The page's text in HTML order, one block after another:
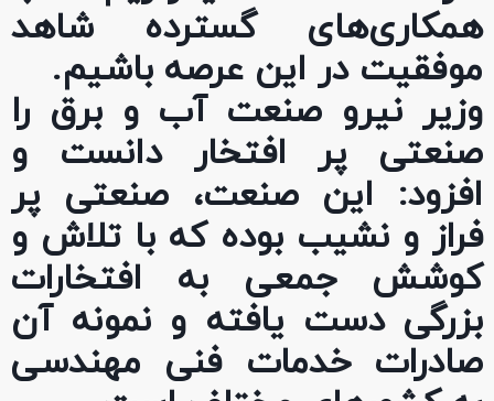
همکاری‌های گسترده شاهد
موفقیت در این عرصه باشیم.
وزیر نیرو صنعت آب و برق را
صنعتی پر افتخار دانست و
افزود: این صنعت، صنعتی پر
فراز و نشیب بوده که با تلاش و
کوشش جمعی به افتخارات
بزرگی دست یافته و نمونه آن
صادرات خدمات فنی مهندسی